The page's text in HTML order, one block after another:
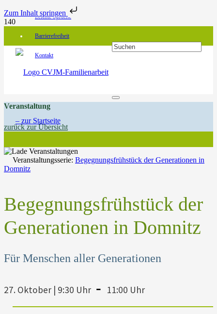
Zum Inhalt springen
Leichte Sprache
Barrierefreiheit
Kontakt
Veranstaltung
zurück zur Übersicht
Veranstaltungsserie: Begegnungsfrühstück der Generationen in
Domnitz
Begegnungsfrühstück der
Generationen in Domnitz
Für Menschen aller Generationen
27. Oktober | 9:30 Uhr - 11:00 Uhr